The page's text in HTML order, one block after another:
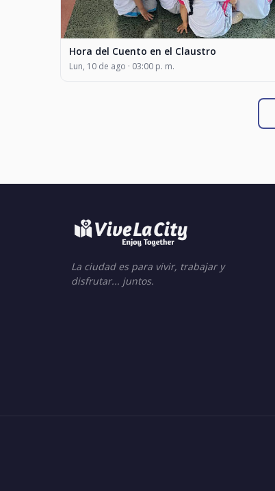
Hora del Cuento en el Claustro
Lun, 10 de ago · 03:00 p. m.
La ciudad es para vivir, trabajar y
disfrutar... juntos.